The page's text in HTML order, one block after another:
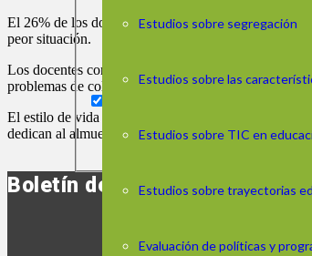
Estudios sobre segregación
Estudios sobre las
Estudios sobre TIC en
Estudios sobre trayectorias
Evaluación de políticas y
El 26% de los docentes presenta un nivel de
peor situación.
Los docentes con menores niveles de bienestar son
problemas de columna, musculares y
El estilo de vida también está directamente
dedican al almuerzo, las horas de ejercicio físico,
Boletín de noticias